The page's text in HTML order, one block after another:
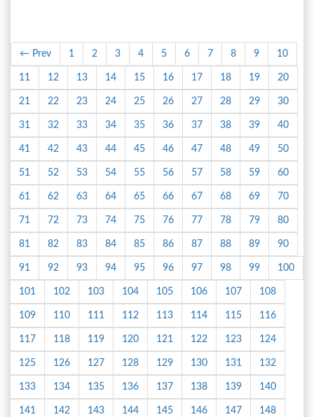
← Prev 1 2 3 4 5 6 7 8 9 10
11 12 13 14 15 16 17 18 19 20
21 22 23 24 25 26 27 28 29 30
31 32 33 34 35 36 37 38 39 40
41 42 43 44 45 46 47 48 49 50
51 52 53 54 55 56 57 58 59 60
61 62 63 64 65 66 67 68 69 70
71 72 73 74 75 76 77 78 79 80
81 82 83 84 85 86 87 88 89 90
91 92 93 94 95 96 97 98 99 100
101 102 103 104 105 106 107 108
109 110 111 112 113 114 115 116
117 118 119 120 121 122 123 124
125 126 127 128 129 130 131 132
133 134 135 136 137 138 139 140
141 142 143 144 145 146 147 148